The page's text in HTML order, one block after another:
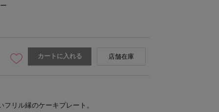
カートに入れる 店舗在庫
リル縁のケーキプレート。